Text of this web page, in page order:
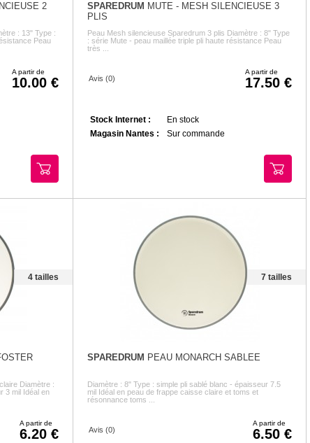
2
: 13" Type :
Peau
A partir de
10.00
SPAREDRUM MUTE - MESH SILENCIEUSE 3
PLIS
Peau Mesh silencieuse Sparedrum 3 plis Diamètre : 8" Type
: série Mute - peau maillée triple pli haute résistance Peau
très ...
Avis (0)
A partir de
17.50
Stock Internet :
En stock
Magasin Nantes :
Sur commande
4 tailles
Diamètre :
3 mil Idéal en
A partir de
6.20
7 tailles
SPAREDRUM PEAU MONARCH SABLEE
Diamètre : 8" Type : simple pli sablé blanc - épaisseur 7.5
mil Idéal en peau de frappe caisse claire et toms et
résonnance toms ...
Avis (0)
A partir de
6.50